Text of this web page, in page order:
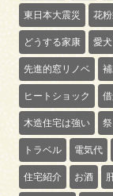
東日本大震災 花
どうする家康 愛
先進的窓リノベ
ヒートショック
木造住宅は強い 祭
トラベル 電気代
住宅紹介 お酒